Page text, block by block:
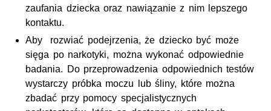
zaufania dziecka oraz nawiązanie z nim lepszego
kontaktu.
Aby rozwiać podejrzenia, że dziecko być może
sięga po narkotyki, można wykonać odpowiednie
badania. Do przeprowadzenia odpowiednich testów
wystarczy próbka moczu lub śliny, które można
zbadać przy pomocy specjalistycznych